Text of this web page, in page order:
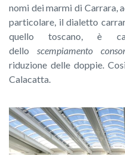
nomi dei marmi di Carrara,
particolare, il dialetto
quello toscano, è
dello scempiamento
riduzione delle doppie.
Calacatta.